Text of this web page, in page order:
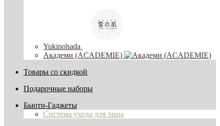
Yukinohada
Академи (ACADEMIE)
Товары со скидкой
Подарочные наборы
Бьюти-Гаджеты
Система ухода для лица